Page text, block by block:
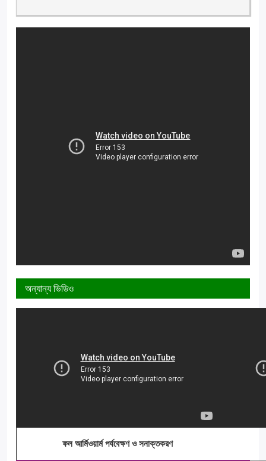
অন্যান্য ভিডিও
ফল আর্মিওয়ার্ম পর্যবেক্ষণ ও সনাক্তকরণ